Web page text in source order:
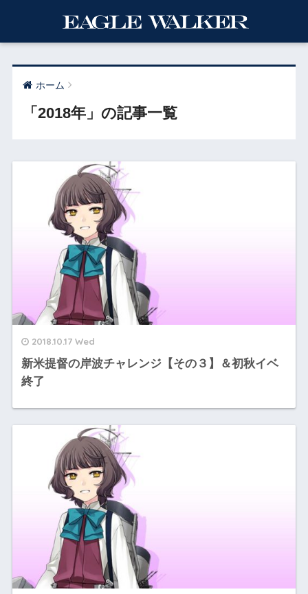
ホーム
「2018年」の記事一覧
2018.10.17 Wed
新米提督の岸波チャレンジ【その３】＆初秋イベ
終了